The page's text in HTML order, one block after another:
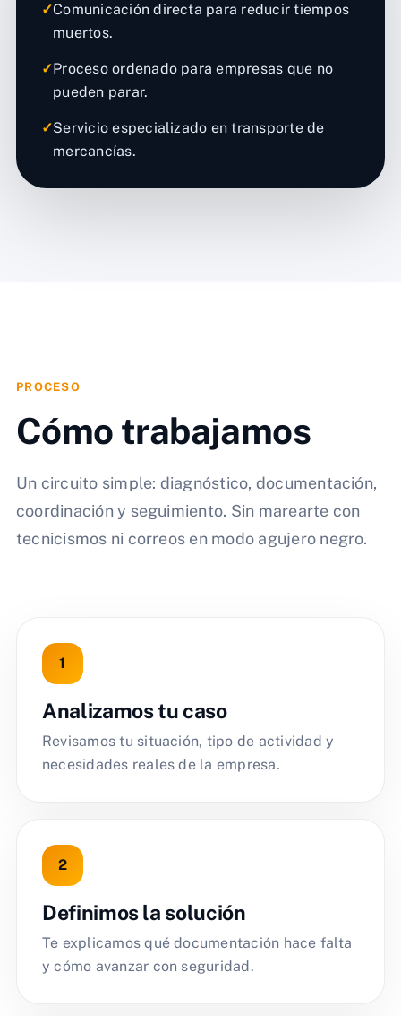
✓Comunicación directa para reducir tiempos
muertos.
✓Proceso ordenado para empresas que no
pueden parar.
✓Servicio especializado en transporte de
mercancías.
PROCESO
Cómo trabajamos
Un circuito simple: diagnóstico, documentación,
coordinación y seguimiento. Sin marearte con
tecnicismos ni correos en modo agujero negro.
Analizamos tu caso
Revisamos tu situación, tipo de actividad y
necesidades reales de la empresa.
Definimos la solución
Te explicamos qué documentación hace falta
y cómo avanzar con seguridad.